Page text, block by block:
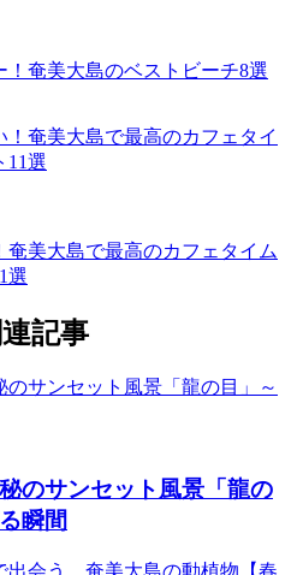
奄美大島のベストビーチ8選
奄美大島で最高のカフェタイム
選
記事
のサンセット風景「龍の
瞬間